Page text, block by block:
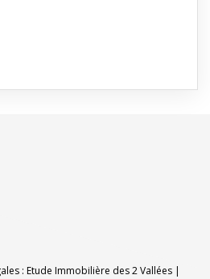
: Etude Immobilière des 2 Vallées |